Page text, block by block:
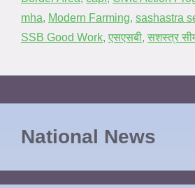
mha, Modern Farming, sashastra
SSB Good Work, एसएसबी, सशस्त्र
National News